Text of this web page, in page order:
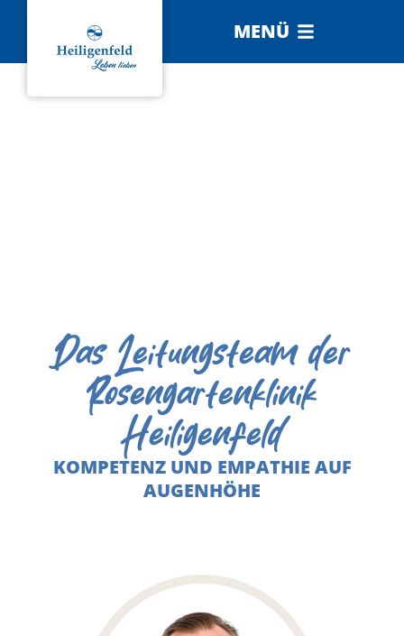
MENÜ
Das Leitungsteam der
Rosengartenklinik
Heiligenfeld
KOMPETENZ UND EMPATHIE AUF
AUGENHÖHE